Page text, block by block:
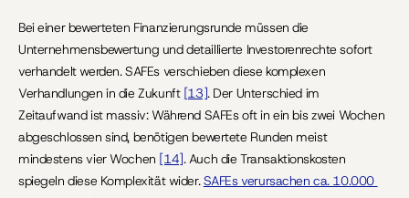
Bei einer bewerteten Finanzierungsrunde müssen die
Unternehmensbewertung und detaillierte Investorenrechte sofort
verhandelt werden. SAFEs verschieben diese komplexen
Verhandlungen in die Zukunft [13]. Der Unterschied im
Zeitaufwand ist massiv: Während SAFEs oft in ein bis zwei Wochen
abgeschlossen sind, benötigen bewertete Runden meist
mindestens vier Wochen [14]. Auch die Transaktionskosten
spiegeln diese Komplexität wider. SAFEs verursachen ca. 10.000